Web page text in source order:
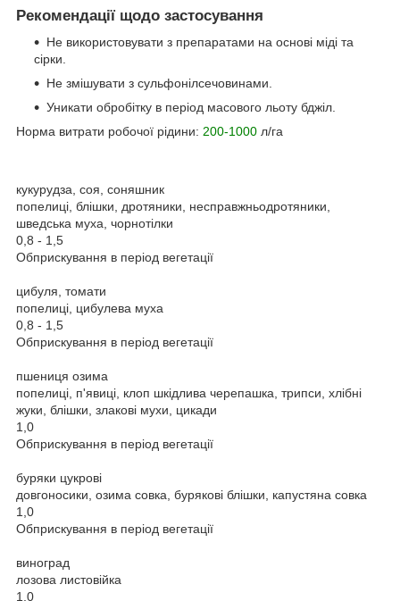
Рекомендації щодо застосування
Не використовувати з препаратами на основі міді та
сірки.
Не змішувати з сульфонілсечовинами.
Уникати обробітку в період масового льоту бджіл.
Норма витрати робочої рідини: 200-1000 л/га
кукурудза, соя, соняшник
попелиці, блішки, дротяники, несправжньодротяники,
шведська муха, чорнотілки
0,8 - 1,5
Обприскування в період вегетації
цибуля, томати
попелиці, цибулева муха
0,8 - 1,5
Обприскування в період вегетації
пшениця озима
попелиці, п'явиці, клоп шкідлива черепашка, трипси, хлібні
жуки, блішки, злакові мухи, цикади
1,0
Обприскування в період вегетації
буряки цукрові
довгоносики, озима совка, бурякові блішки, капустяна совка
1,0
Обприскування в період вегетації
виноград
лозова листовійка
1,0